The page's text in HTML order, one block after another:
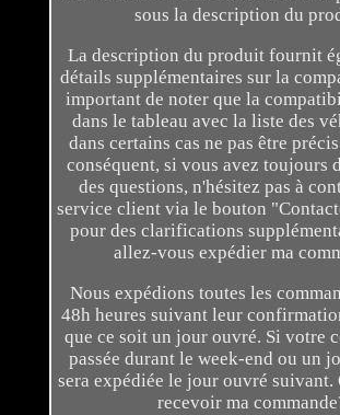
sous la description du
La description du produit fournit
détails supplémentaires sur la
important de noter que la
dans le tableau avec la liste des
dans certains cas ne pas être
conséquent, si vous avez toujours
des questions, n'hésitez pas à
service client via le bouton
pour des clarifications
allez-vous expédier ma
Nous expédions toutes les
48h heures suivant leur
que ce soit un jour ouvré. Si votre
passée durant le week-end ou un
sera expédiée le jour ouvré suivant.
recevoir ma